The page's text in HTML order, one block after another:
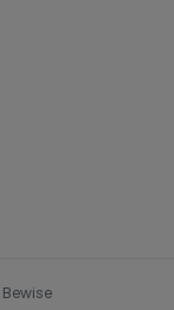
Bewise